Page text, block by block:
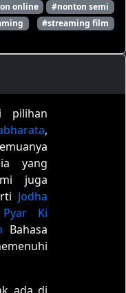
online
#nonton semi
#streaming film
pilihan
,
yang
juga
Jodha
Ki
Bahasa
ada di